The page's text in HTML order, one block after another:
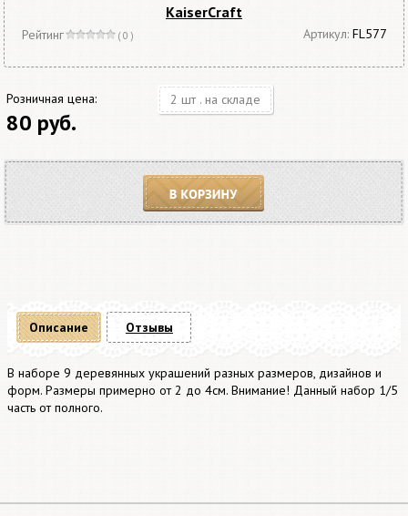
KaiserCraft
Рейтинг ( 0 ) Артикул: FL577
Розничная цена:
80 руб.
2 шт . на складе
В корзину
Описание
В наборе 9 деревянных украшений разных размеров, дизайнов и
форм. Размеры примерно от 2 до 4см. Внимание! Данный набор 1/5
часть от полного.
Отзывы